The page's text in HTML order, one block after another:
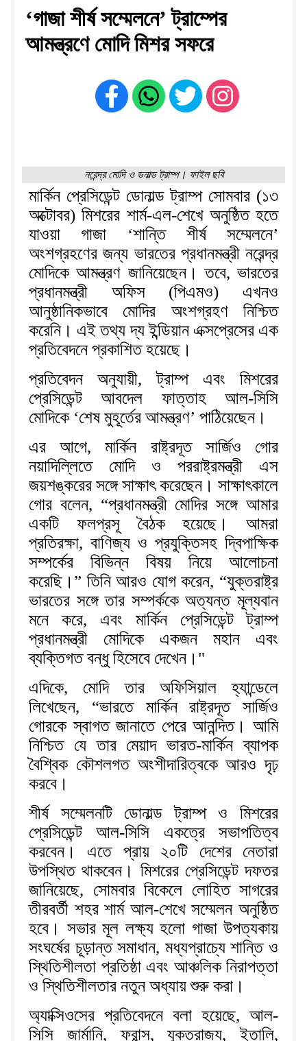
‘গাজা শীর্ষ সম্মেলনে’ ট্রাম্পের
আমন্ত্রণে মোদি মিশর সফরে
নরেন্দ্র মোদি ও ডনাল্ড ট্রাম্প। ফাইল ছবি
মার্কিন প্রেসিডেন্ট ডোনাল্ড ট্রাম্প সোমবার (১৩
অক্টোবর) মিশরের শার্ম-এল-শেখে অনুষ্ঠিত হতে
যাওয়া গাজা ‘শান্তি শীর্ষ সম্মেলনে’
অংশগ্রহণের জন্য ভারতের প্রধানমন্ত্রী নরেন্দ্র
মোদিকে আমন্ত্রণ জানিয়েছেন। তবে, ভারতের
প্রধানমন্ত্রী অফিস (পিএমও) এখনও
আনুষ্ঠানিকভাবে মোদির অংশগ্রহণ নিশ্চিত
করেনি। এই তথ্য দ্য ইন্ডিয়ান এক্সপ্রেসের এক
প্রতিবেদনে প্রকাশিত হয়েছে।
প্রতিবেদন অনুযায়ী, ট্রাম্প এবং মিশরের
প্রেসিডেন্ট আবদেল ফাত্তাহ আল-সিসি
মোদিকে ‘শেষ মুহূর্তের আমন্ত্রণ’ পাঠিয়েছেন।
এর আগে, মার্কিন রাষ্ট্রদূত সার্জিও গোর
নয়াদিল্লিতে মোদি ও পররাষ্ট্রমন্ত্রী এস
জয়শঙ্করের সঙ্গে সাক্ষাৎ করেছেন। সাক্ষাৎকালে
গোর বলেন, “প্রধানমন্ত্রী মোদির সঙ্গে আমার
একটি ফলপ্রসূ বৈঠক হয়েছে। আমরা
প্রতিরক্ষা, বাণিজ্য ও প্রযুক্তিসহ দ্বিপাক্ষিক
সম্পর্কের বিভিন্ন বিষয় নিয়ে আলোচনা
করেছি।” তিনি আরও যোগ করেন, “যুক্তরাষ্ট্র
ভারতের সঙ্গে তার সম্পর্ককে অত্যন্ত মূল্যবান
মনে করে, এবং মার্কিন প্রেসিডেন্ট ট্রাম্প
প্রধানমন্ত্রী মোদিকে একজন মহান এবং
ব্যক্তিগত বন্ধু হিসেবে দেখেন।"
এদিকে, মোদি তার অফিসিয়াল হ্যান্ডেলে
লিখেছেন, “ভারতে মার্কিন রাষ্ট্রদূত সার্জিও
গোরকে স্বাগত জানাতে পেরে আনন্দিত। আমি
নিশ্চিত যে তার মেয়াদ ভারত-মার্কিন ব্যাপক
বৈশ্বিক কৌশলগত অংশীদারিত্বকে আরও দৃঢ়
করবে।
শীর্ষ সম্মেলনটি ডোনাল্ড ট্রাম্প ও মিশরের
প্রেসিডেন্ট আল-সিসি একত্রে সভাপতিত্ব
করবেন। এতে প্রায় ২০টি দেশের নেতারা
উপস্থিত থাকবেন। মিশরের প্রেসিডেন্ট দফতর
জানিয়েছে, সোমবার বিকেলে লোহিত সাগরের
তীরবর্তী শহর শার্ম আল-শেখে সম্মেলন অনুষ্ঠিত
হবে। সভার মূল লক্ষ্য হলো গাজা উপত্যকায়
সংঘর্ষের চূড়ান্ত সমাধান, মধ্যপ্রাচ্যে শান্তি ও
স্থিতিশীলতা প্রতিষ্ঠা এবং আঞ্চলিক নিরাপত্তা
ও স্থিতিশীলতার নতুন অধ্যায় শুরু করা।
অ্যাক্সিওসের প্রতিবেদনে বলা হয়েছে, আল-
সিসি জার্মানি, ফ্রান্স, যুক্তরাজ্য, ইতালি,